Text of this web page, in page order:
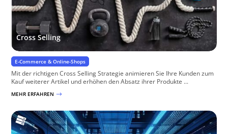
Cross Selling
E-Commerce & Online-Shops
Mit der richtigen Cross Selling Strategie animieren Sie Ihre Kunden zum
Kauf weiterer Artikel und erhöhen den Absatz ihrer Produkte ...
MEHR ERFAHREN $